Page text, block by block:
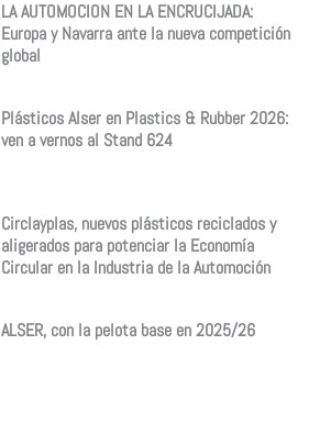
LA AUTOMOCION EN LA ENCRUCIJADA:
Europa y Navarra ante la nueva competición
global
Plásticos Alser en Plastics & Rubber 2026:
ven a vernos al Stand 624
Circlayplas, nuevos plásticos reciclados y
aligerados para potenciar la Economía
Circular en la Industria de la Automoción
ALSER, con la pelota base en 2025/26